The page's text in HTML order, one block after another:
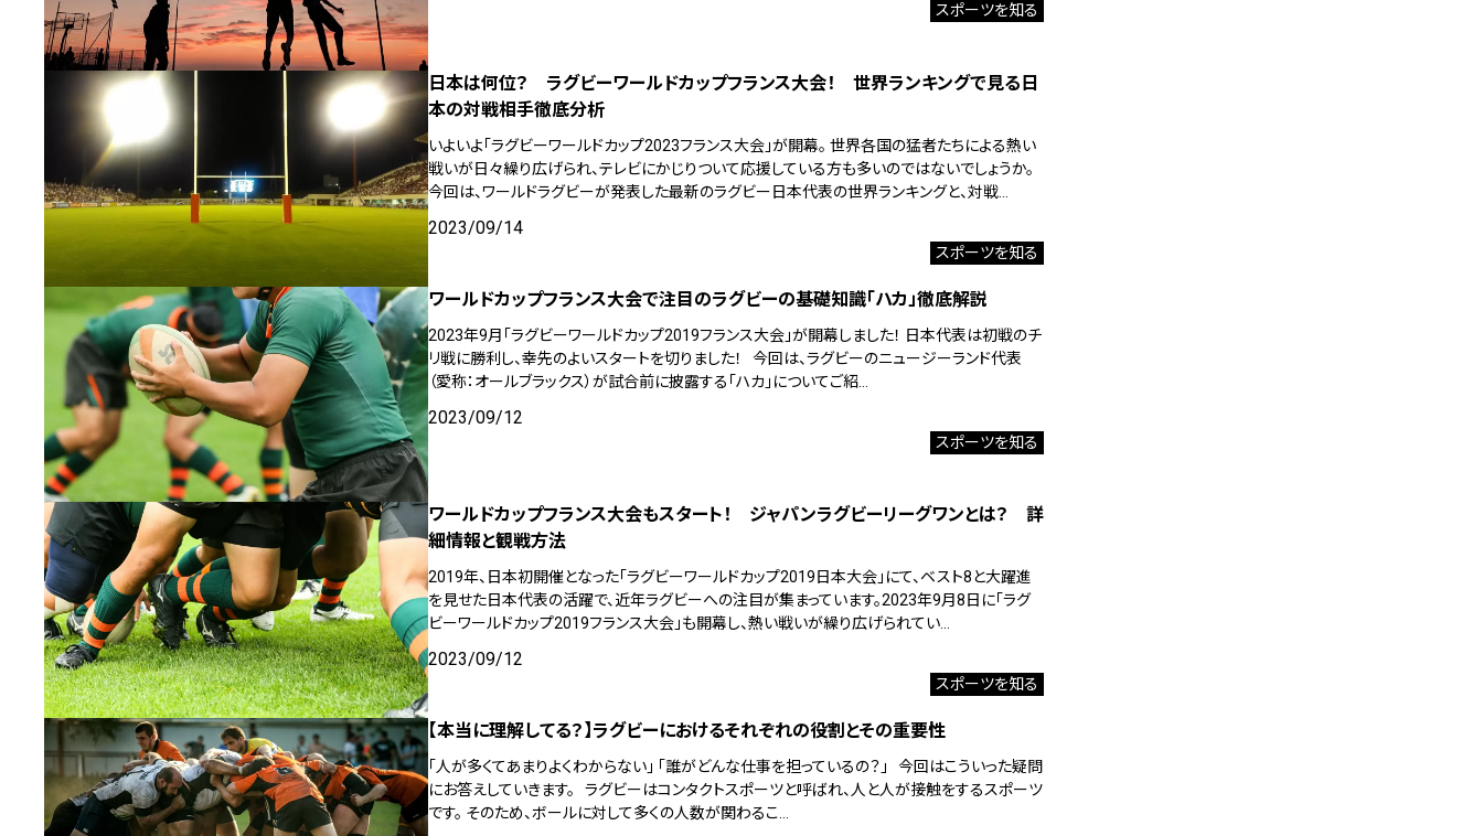
スポーツを知る
日本は何位？ ラグビーワールドカップフランス大会！ 世界ランキングで見る日
本の対戦相手徹底分析
いよいよ「ラグビーワールドカップ2023フランス大会」が開幕。 世界各国の猛者たちによる熱い
戦いが日々繰り広げられ、テレビにかじりついて応援している方も多いのではないでしょうか。
今回は、ワールドラグビーが発表した最新のラグビー日本代表の世界ランキングと、対戦…
2023/09/14
スポーツを知る
ワールドカップフランス大会で注目のラグビーの基礎知識「ハカ」徹底解説
2023年9月「ラグビーワールドカップ2019フランス大会」が開幕しました！ 日本代表は初戦のチ
リ戦に勝利し、幸先のよいスタートを切りました！ 今回は、ラグビーのニュージーランド代表
（愛称：オールブラックス）が試合前に披露する「ハカ」についてご紹…
2023/09/12
スポーツを知る
ワールドカップフランス大会もスタート！ ジャパンラグビーリーグワンとは？ 詳
細情報と観戦方法
2019年、日本初開催となった「ラグビーワールドカップ2019日本大会」にて、ベスト8と大躍進
を見せた日本代表の活躍で、近年ラグビーへの注目が集まっています。2023年9月8日に「ラグ
ビーワールドカップ2019フランス大会」も開幕し、熱い戦いが繰り広げられてい…
2023/09/12
スポーツを知る
【本当に理解してる？】ラグビーにおけるそれぞれの役割とその重要性
「人が多くてあまりよくわからない」 「誰がどんな仕事を担っているの？」 今回はこういった疑問
にお答えしていきます。 ラグビーはコンタクトスポーツと呼ばれ、人と人が接触をするスポーツ
です。 そのため、ボールに対して多くの人数が関わるこ…